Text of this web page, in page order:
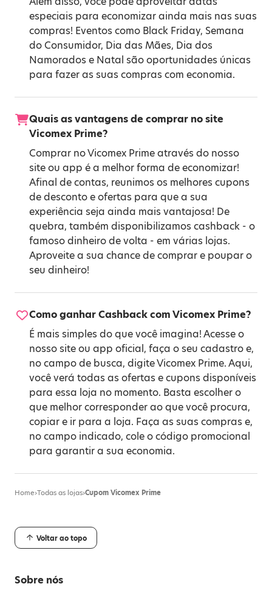
especiais para economizar ainda mais nas suas
compras! Eventos como Black Friday, Semana
do Consumidor, Dia das Mães, Dia dos
Namorados e Natal são oportunidades únicas
para fazer as suas compras com economia.
Quais as vantagens de comprar no site
Vicomex Prime?
Comprar no Vicomex Prime através do nosso
site ou app é a melhor forma de economizar!
Afinal de contas, reunimos os melhores cupons
de desconto e ofertas para que a sua
experiência seja ainda mais vantajosa! De
quebra, também disponibilizamos cashback - o
famoso dinheiro de volta - em várias lojas.
Aproveite a sua chance de comprar e poupar o
seu dinheiro!
Como ganhar Cashback com Vicomex Prime?
É mais simples do que você imagina! Acesse o
nosso site ou app oficial, faça o seu cadastro e,
no campo de busca, digite Vicomex Prime. Aqui,
você verá todas as ofertas e cupons disponíveis
para essa loja no momento. Basta escolher o
que melhor corresponder ao que você procura,
copiar e ir para a loja. Faça as suas compras e,
no campo indicado, cole o código promocional
para garantir a sua economia.
Home›Todas as lojas›Cupom Vicomex Prime
Voltar ao topo
Sobre nós